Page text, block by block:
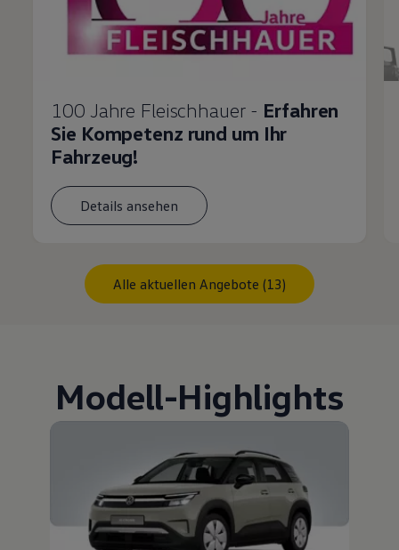
100 Jahre Fleischhauer - Erfahren
Sie Kompetenz rund um Ihr
Fahrzeug!
Details ansehen
Alle aktuellen Angebote (13)
Modell-Highlights